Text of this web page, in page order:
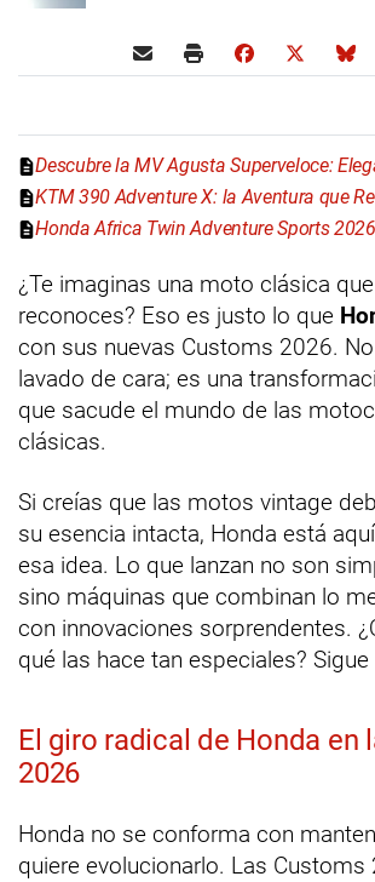
Descubre la MV Agusta Superveloce:
KTM 390 Adventure X: la Aventura que
Honda Africa Twin Adventure Sports
¿Te imaginas una moto clásica
reconoces? Eso es justo lo que
con sus nuevas Customs 2026.
lavado de cara; es una
que sacude el mundo de las
clásicas.
Si creías que las motos vintage
su esencia intacta, Honda está
esa idea. Lo que lanzan no son
sino máquinas que combinan lo
con innovaciones sorprendentes.
qué las hace tan especiales? Sigue
El giro radical de Honda en
2026
Honda no se conforma con
quiere evolucionarlo. Las Customs